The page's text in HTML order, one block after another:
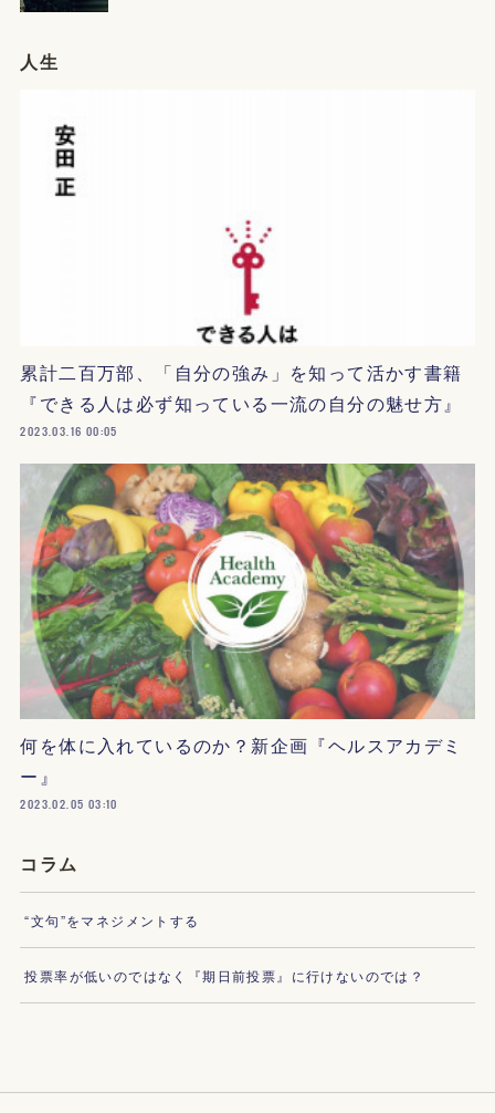
人生
累計二百万部、「自分の強み」を知って活かす書籍
『できる人は必ず知っている一流の自分の魅せ方』
2023.03.16 00:05
何を体に入れているのか？新企画『ヘルスアカデミ
ー』
2023.02.05 03:10
コラム
“文句”をマネジメントする
投票率が低いのではなく『期日前投票』に行けないのでは？